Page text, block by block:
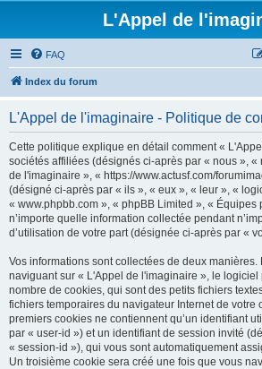
L'Appel de
FAQ
Index du forum
L'Appel de l'imaginaire - Politique de
Cette politique explique en détail comment «
sociétés affiliées (désignés ci-après par « nous », «
de l'imaginaire », « https://www.actusf.com/
(désigné ci-après par « ils », « eux », « leur », «
« www.phpbb.com », « phpBB Limited », « Équipes
n’importe quelle information collectée pendant
d’utilisation de votre part (désignée ci-après par «
Vos informations sont collectées de deux manières.
naviguant sur « L'Appel de l'imaginaire », le logiciel
nombre de cookies, qui sont des petits fichiers
fichiers temporaires du navigateur Internet de votre
premiers cookies ne contiennent qu’un identifiant
par « user-id ») et un identifiant de session invité
« session-id »), qui vous sont automatiquement
Un troisième cookie sera créé une fois que vous